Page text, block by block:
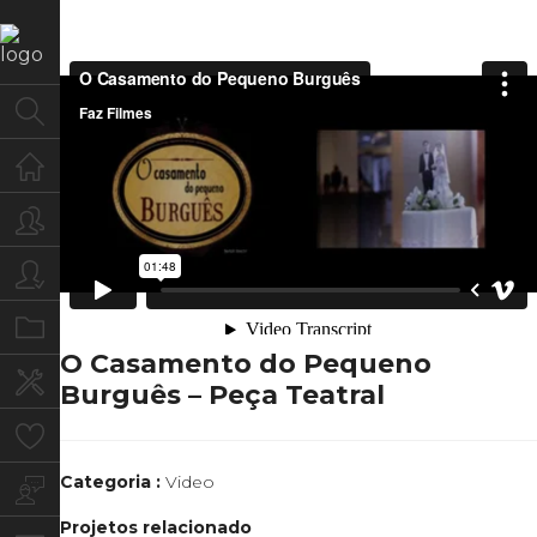
Home
Quem Somos
Para você
Serviços
Blog
O Casamento do Pequeno
Burguês – Peça Teatral
Categoria : Video
Projetos relacionado